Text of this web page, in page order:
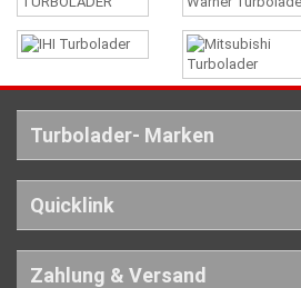
Turbolader- Marken
Quicklink
Zahlung & Versand